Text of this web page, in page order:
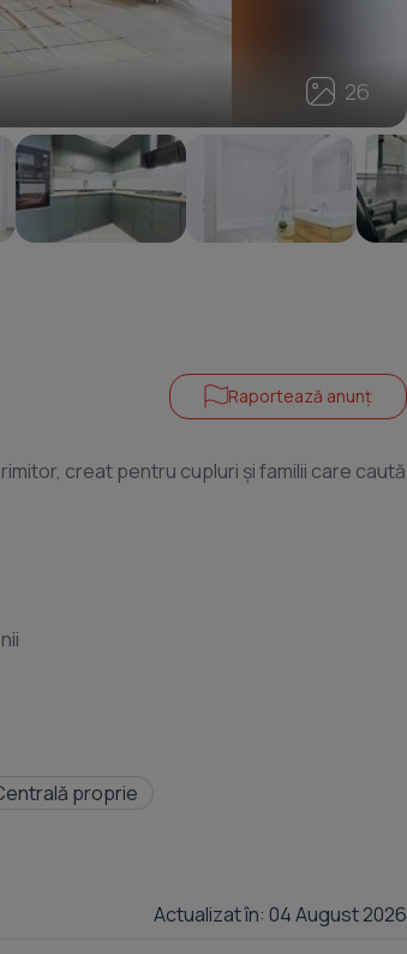
26
26
Raportează anunț
creat pentru cupluri și familii care caută
proprie
Actualizat în: 04 August 2026